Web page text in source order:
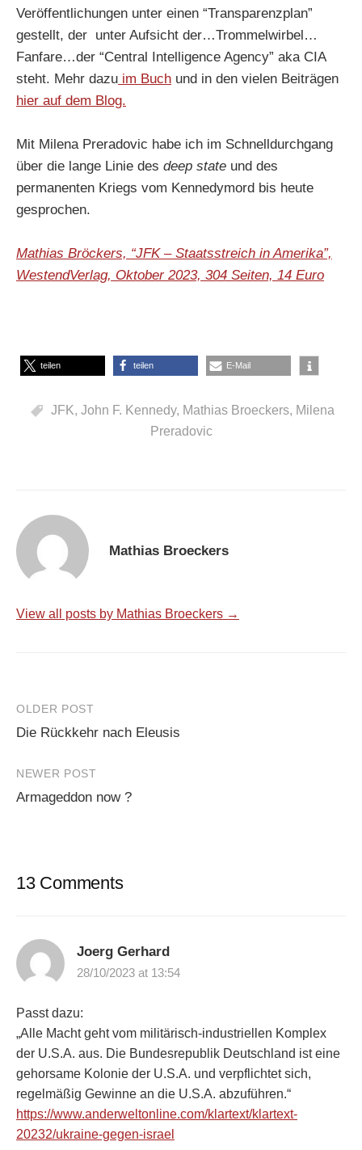
Veröffentlichungen unter einen “Transparenzplan”
gestellt, der unter Aufsicht der…Trommelwirbel…
Fanfare…der “Central Intelligence Agency” aka CIA
steht. Mehr dazu im Buch und in den vielen Beiträgen
hier auf dem Blog.
Mit Milena Preradovic habe ich im Schnelldurchgang
über die lange Linie des deep state und des
permanenten Kriegs vom Kennedymord bis heute
gesprochen.
Mathias Bröckers, “JFK – Staatsstreich in Amerika”,
WestendVerlag, Oktober 2023, 304 Seiten, 14 Euro
teilen teilen E-Mail
JFK, John F. Kennedy, Mathias Broeckers, Milena
Preradovic
Mathias Broeckers
View all posts by Mathias Broeckers →
Post
navigation
OLDER POST
Die Rückkehr nach Eleusis
NEWER POST
Armageddon now ?
13 Comments
Joerg Gerhard
28/10/2023 at 13:54
Passt dazu:
„Alle Macht geht vom militärisch-industriellen Komplex
der U.S.A. aus. Die Bundesrepublik Deutschland ist eine
gehorsame Kolonie der U.S.A. und verpflichtet sich,
regelmäßig Gewinne an die U.S.A. abzuführen.“
https://www.anderweltonline.com/klartext/klartext-
20232/ukraine-gegen-israel